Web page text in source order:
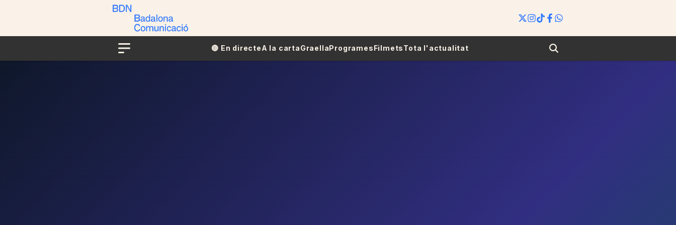
Menu
🔴​​ En directeA la cartaGraellaProgramesFilmetsTota l'actualitat Search